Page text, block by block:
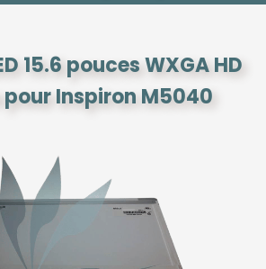
15.6 pouces WXGA HD
Inspiron M5040